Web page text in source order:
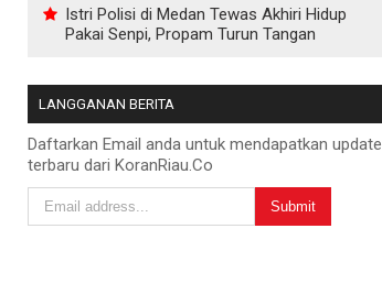
Istri Polisi di Medan Tewas Akhiri Hidup
Pakai Senpi, Propam Turun Tangan
LANGGANAN BERITA
Daftarkan Email anda untuk mendapatkan update
terbaru dari KoranRiau.Co